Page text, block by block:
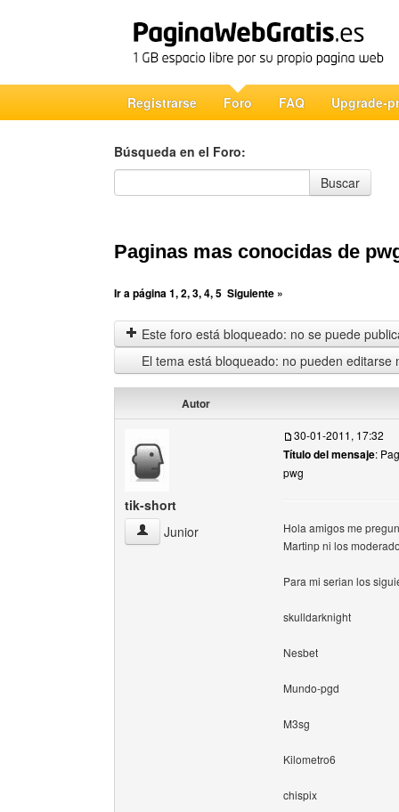
Registrarse Foro FAQ Upgrade-
Búsqueda en el Foro:
Búsqueda en el Foro
Buscar
Paginas mas conocidas de
Ir a página1,2,3,4,5 Siguiente »
Este foro está bloqueado: no se puede
El tema está bloqueado: no pueden editarse
Autor
tik-short
tik-short Ver perfil del usuario
Junior
30-01-2011, 17:32
Título del mensaje:
pwg
Hola amigos me
Martinp ni los
Para mi serian los
skulldarknight
Nesbet
Mundo-pgd
M3sg
Kilometro6
chispix